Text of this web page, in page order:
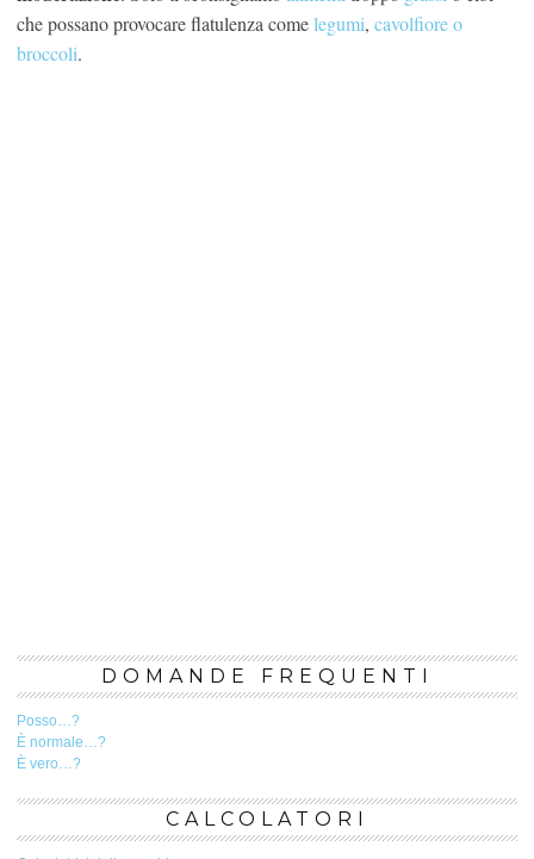
che possano provocare flatulenza comelegumi, cavolfiore o
broccoli.
DOMANDE FREQUENTI
Posso…?
È normale…?
È vero…?
CALCOLATORI